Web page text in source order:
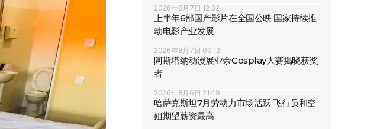
2026年8月7日 12:32
上半年6部国产影片在全国公映 国家持续推
动电影产业发展
2026年8月7日 09:12
阿斯塔纳动漫展业余Cosplay大赛揭晓获奖
者
2026年8月6日 21:49
哈萨克斯坦7月劳动力市场活跃 飞行员和空
姐期望薪资最高